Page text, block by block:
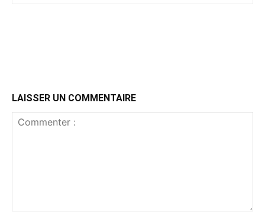
LAISSER UN COMMENTAIRE